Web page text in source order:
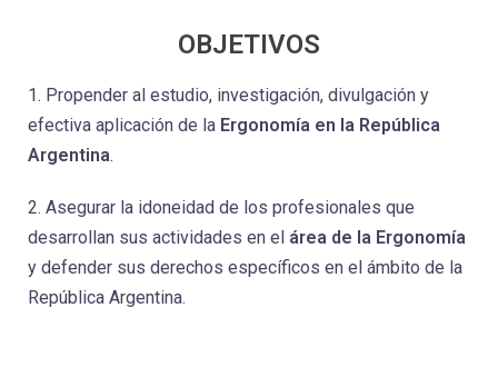
OBJETIVOS
1. Propender al estudio, investigación, divulgación y
efectiva aplicación de la Ergonomía en la República
Argentina.
2. Asegurar la idoneidad de los profesionales que
desarrollan sus actividades en el área de la Ergonomía
y defender sus derechos específicos en el ámbito de la
República Argentina.